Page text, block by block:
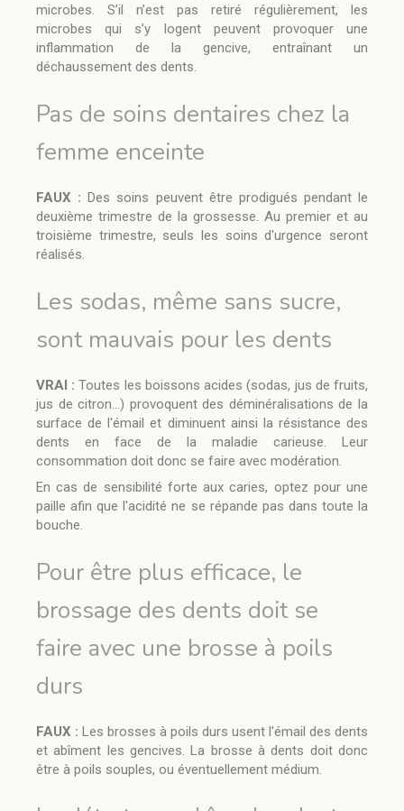
microbes. S’il n’est pas retiré régulièrement, les
microbes qui s’y logent peuvent provoquer une
inflammation de la gencive, entraînant un
déchaussement des dents.
Pas de soins dentaires chez la
femme enceinte
FAUX :Des soins peuvent être prodigués pendant le
deuxième trimestre de la grossesse. Au premier et au
troisième trimestre, seuls les soins d'urgence seront
réalisés.
Les sodas, même sans sucre,
sont mauvais pour les dents
VRAI :Toutes les boissons acides (sodas, jus de fruits,
jus de citron…) provoquent des déminéralisations de la
surface de l'émail et diminuent ainsi la résistance des
dents en face de la maladie carieuse. Leur
consommation doit donc se faire avec modération.
En cas de sensibilité forte aux caries, optez pour une
paille afin que l'acidité ne se répande pas dans toute la
bouche.
Pour être plus efficace, le
brossage des dents doit se
faire avec une brosse à poils
durs
FAUX : Les brosses à poils durs usent l'émail des dents
et abîment les gencives. La brosse à dents doit donc
être à poils souples, ou éventuellement médium.